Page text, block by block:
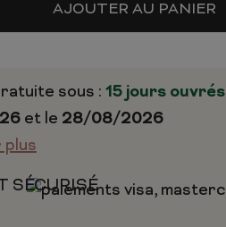
AJOUTER AU PANIER
sous : 15 jours ouvrés
et le 28/08/2026
plus
SÉCURISÉ